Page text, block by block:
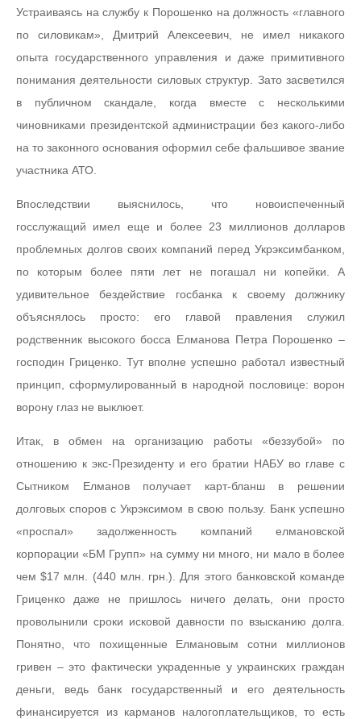
Устраиваясь на службу к Порошенко на должность «главного
по силовикам», Дмитрий Алексеевич, не имел никакого
опыта государственного управления и даже примитивного
понимания деятельности силовых структур. Зато засветился
в публичном скандале, когда вместе с несколькими
чиновниками президентской администрации без какого-либо
на то законного основания оформил себе фальшивое звание
участника АТО.
Впоследствии выяснилось, что новоиспеченный
госслужащий имел еще и более 23 миллионов долларов
проблемных долгов своих компаний перед Укрэксимбанком,
по которым более пяти лет не погашал ни копейки. А
удивительное бездействие госбанка к своему должнику
объяснялось просто: его главой правления служил
родственник высокого босса Елманова Петра Порошенко –
господин Гриценко. Тут вполне успешно работал известный
принцип, сформулированный в народной пословице: ворон
ворону глаз не выклюет.
Итак, в обмен на организацию работы «беззубой» по
отношению к экс-Президенту и его братии НАБУ во главе с
Сытником Елманов получает карт-бланш в решении
долговых споров с Укрэксимом в свою пользу. Банк успешно
«проспал» задолженность компаний елмановской
корпорации «БМ Групп» на сумму ни много, ни мало в более
чем $17 млн. (440 млн. грн.). Для этого банковской команде
Гриценко даже не пришлось ничего делать, они просто
проволынили сроки исковой давности по взысканию долга.
Понятно, что похищенные Елмановым сотни миллионов
гривен – это фактически украденные у украинских граждан
деньги, ведь банк государственный и его деятельность
финансируется из карманов налогоплательщиков, то есть